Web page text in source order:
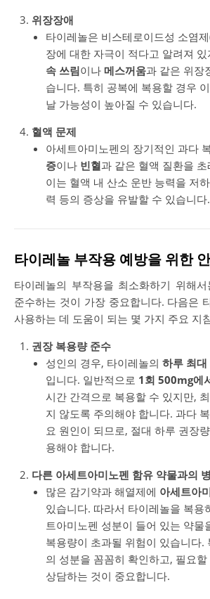
위장장애
타이레놀은 비스테로이드성 소염
장에 대한 자극이 적다고 알려져
속 쓰림이나 메스꺼움과 같은 위장
습니다. 특히 공복에 복용할 경우
날 가능성이 높아질 수 있습니다.
혈액 문제
아세트아미노펜의 장기적인 과다
증이나 빈혈과 같은 혈액 질환을
이는 혈액 내 산소 운반 능력을 저
력 등의 증상을 유발할 수 있습니다.
타이레놀 부작용 예방을 위한
타이레놀의 부작용을 최소화하기 위해
준수하는 것이 가장 중요합니다. 다음은
사용하는 데 도움이 되는 몇 가지 주요 지
권장 복용량 준수
성인의 경우, 타이레놀의 하루 최
입니다. 일반적으로 1회 500mg에
시간 간격으로 복용할 수 있지만,
지 않도록 주의해야 합니다. 과다
요 원인이 되므로, 절대 하루 권장
용해야 합니다.
다른 아세트아미노펜 함유 약물과의
많은 감기약과 해열제에 아세트아
있습니다. 따라서 타이레놀을 복용
트아미노펜 성분이 들어 있는 약물
복용량이 초과될 위험이 있습니다.
의 성분을 꼼꼼히 확인하고, 필요
상담하는 것이 중요합니다.